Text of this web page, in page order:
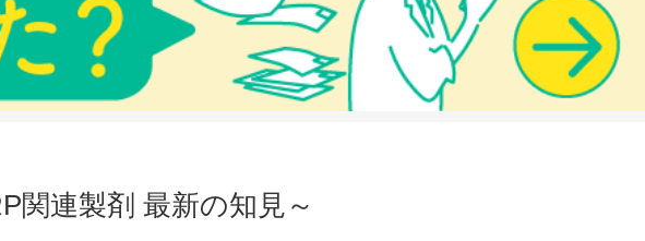
関連製剤 最新の知見～